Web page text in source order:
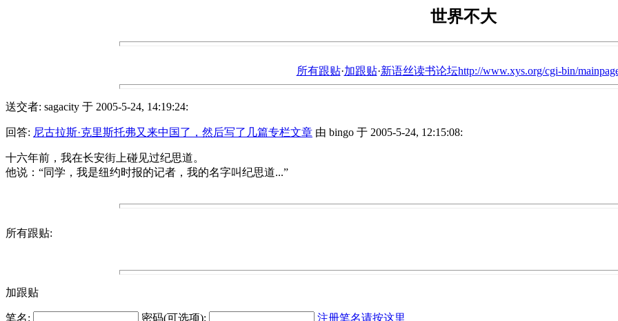
世界不大
所有跟贴·加跟贴·新语丝读书论坛http://www.xys.org/cgi-bin/
送交者: sagacity 于 2005-5-24, 14:19:24:
回答: 尼古拉斯·克里斯托弗又来中国了，然后写了几篇专栏文章 由 bingo 于 2005-5-24, 12:15:08:
十六年前，我在长安街上碰见过纪思道。
他说：“同学，我是纽约时报的记者，我的名字叫纪思道...”
所有跟贴:
加跟贴
笔名: 密码(可选项): 注册笔名请按这里